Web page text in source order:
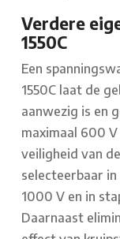
Verdere
1550C
Een
1550C laat de
aanwezig is en
maximaal 600
veiligheid van
selecteerbaar in
1000 V en in
Daarnaast